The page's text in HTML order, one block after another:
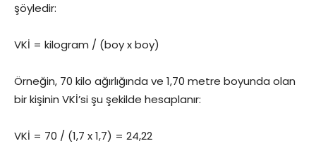
şöyledir:
VKİ = kilogram / (boy x boy)
Örneğin, 70 kilo ağırlığında ve 1,70 metre boyunda olan
bir kişinin VKİ’si şu şekilde hesaplanır:
VKİ = 70 / (1,7 x 1,7) = 24,22